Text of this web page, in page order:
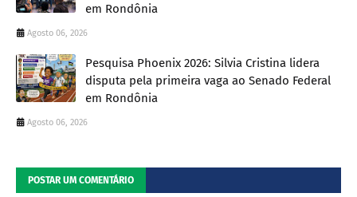
em Rondônia
Agosto 06, 2026
Pesquisa Phoenix 2026: Silvia Cristina lidera
disputa pela primeira vaga ao Senado Federal
em Rondônia
Agosto 06, 2026
POSTAR UM COMENTÁRIO